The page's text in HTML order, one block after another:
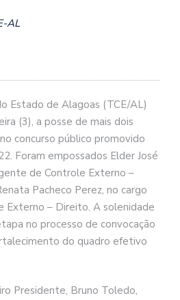
AL
Estado de Alagoas (TCE/AL)
(3), a posse de mais dois
concurso público promovido
Foram empossados Elder José
de Controle Externo –
Pacheco Perez, no cargo
Externo – Direito. A solenidade
no processo de convocação
do quadro efetivo
Presidente, Bruno Toledo,